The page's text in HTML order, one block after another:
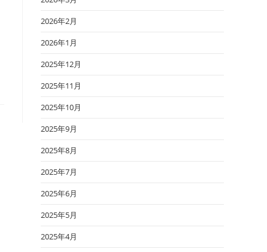
2026年2月
2026年1月
2025年12月
2025年11月
2025年10月
2025年9月
2025年8月
2025年7月
2025年6月
2025年5月
2025年4月